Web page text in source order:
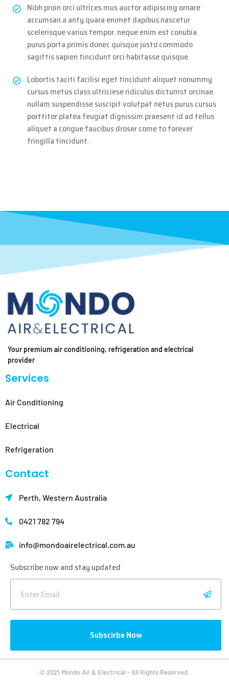
Nibh proin orci ultrices mus auctor adipiscing ornare
accumsan a anty quara enimet dapibus nascetur
scelerisque varius tempor. neque enim est conubia
purus porta primis donec quisque justo commodo
sagittis sapien tincidunt orci habitasse quisque.
Lobortis taciti facilisi eget tincidunt aliquet nonummy
cursus metus class ultriciese ridiculus dictumst orcinae
nullam suspendisse suscipit volutpat netus purus cursus
porttitor platea feugiat dignissim praesent id ad tellus
aliquet a congue faucibus droser come to forever
fringilla tincidunt.
Your premium air conditioning, refrigeration and electrical
provider
Services
Air Conditioning
Electrical
Refrigeration
Contact
Perth, Western Australia
0421 782 794
info@mondoairelectrical.com.au
Subscribe now and stay updated
Subscirbe Now
© 2021 Mondo Air & Electrical - All Rights Reserved.